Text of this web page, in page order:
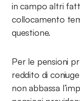
in campo altri
collocamento
questione.
Per le pensioni
reddito di
non abbassa